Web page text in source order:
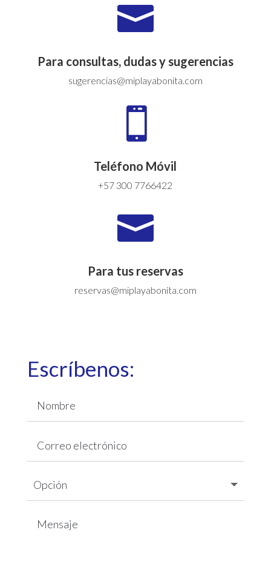

Para consultas, dudas y sugerencias
sugerencias@miplayabonita.com

Teléfono Móvil
+57 300 7766422

Para tus reservas
reservas@miplayabonita.com
Escríbenos: